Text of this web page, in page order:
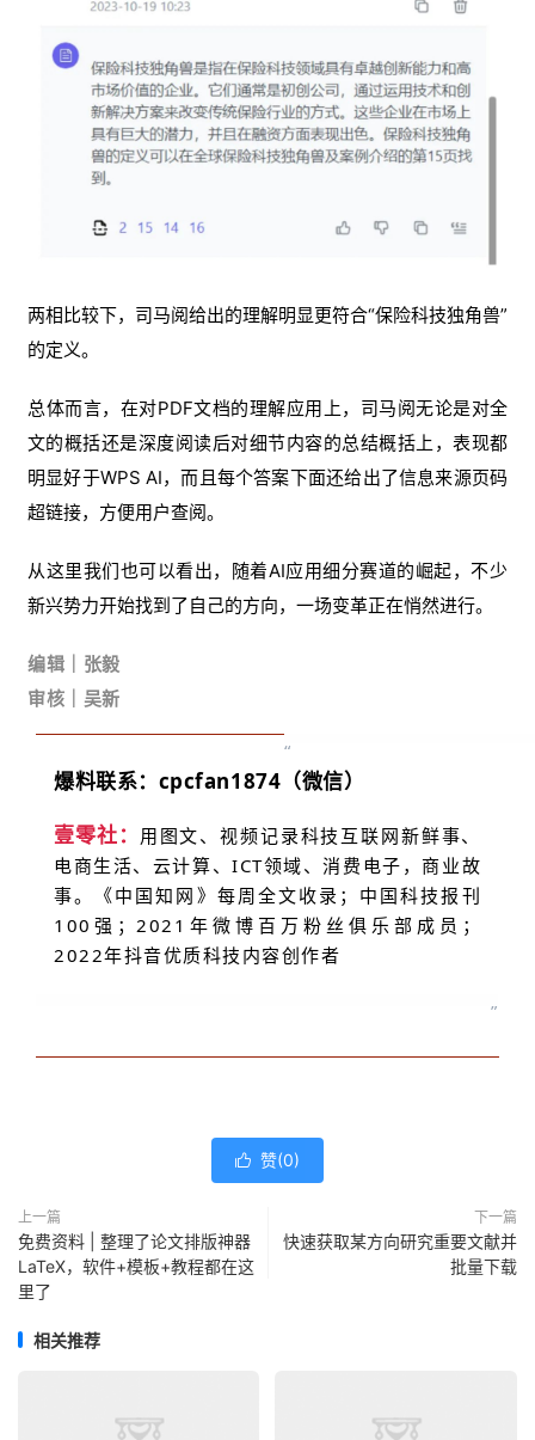
两相比较下，司马阅给出的理解明显更符合“保险科技独角兽”
的定义。
总体而言，在对PDF文档的理解应用上，司马阅无论是对全
文的概括还是深度阅读后对细节内容的总结概括上，表现都
明显好于WPS AI，而且每个答案下面还给出了信息来源页码
超链接，方便用户查阅。
从这里我们也可以看出，随着AI应用细分赛道的崛起，不少
新兴势力开始找到了自己的方向，一场变革正在悄然进行。
编辑｜张毅
审核｜吴新
“
爆料联系： cpcfan1874（微信）
壹零社： 用图文、视频记录科技互联网新鲜事、
电商生活、云计算、ICT领域、消费电子，商业故
事。《中国知网》每周全文收录；中国科技报刊
100强；2021年微博百万粉丝俱乐部成员；
2022年抖音优质科技内容创作者
”
 赞(0)
上一篇
免费资料 | 整理了论文排版神器
LaTeX，软件+模板+教程都在这
里了
下一篇
快速获取某方向研究重要文献并
批量下载
相关推荐